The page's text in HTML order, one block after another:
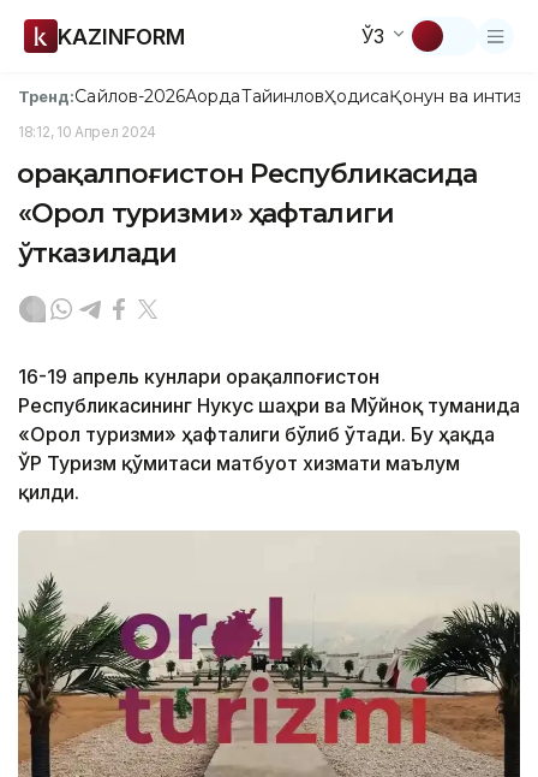
KAZINFORM ЎЗ
Тренд:Сайлов-2026АқордаТайинловҲодисаҚонун ва
18:12, 10 Апрел 2024
Қорақалпоғистон Республикасида
«Орол туризми» ҳафталиги
ўтказилади
16-19 апрель кунлари Қорақалпоғистон
Республикасининг Нукус шаҳри ва Мўйноқ туманида
«Орол туризми» ҳафталиги бўлиб ўтади. Бу ҳақда
ЎР Туризм қўмитаси матбуот хизмати маълум
қилди.